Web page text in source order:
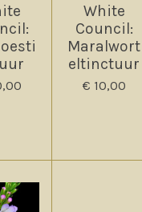
White
Council:
Maralwort
eltinctuur
€ 10,00